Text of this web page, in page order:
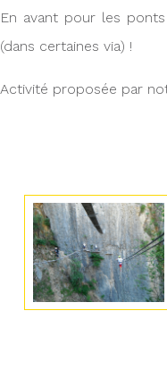
En avant pour les
(dans certaines via) !
Activité proposée par